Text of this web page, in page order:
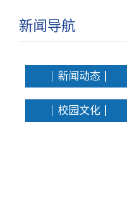
新闻导航
新闻动态
校园文化